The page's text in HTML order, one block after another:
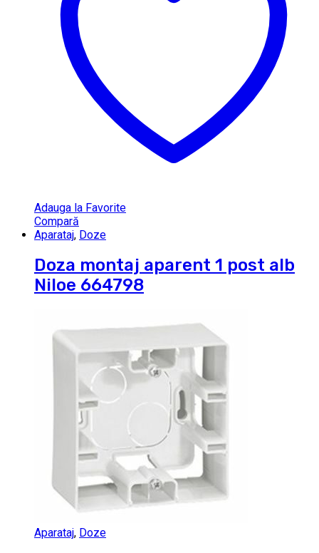
Adauga la Favorite
Compară
Aparataj, Doze
Doza montaj aparent 1 post alb
Niloe 664798
Aparataj, Doze